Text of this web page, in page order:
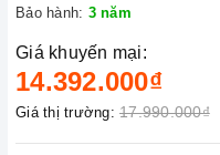
Bảo hành: 3 năm
Giá khuyến mại:
14.392.000₫
Giá thị trường: 17.990.000₫